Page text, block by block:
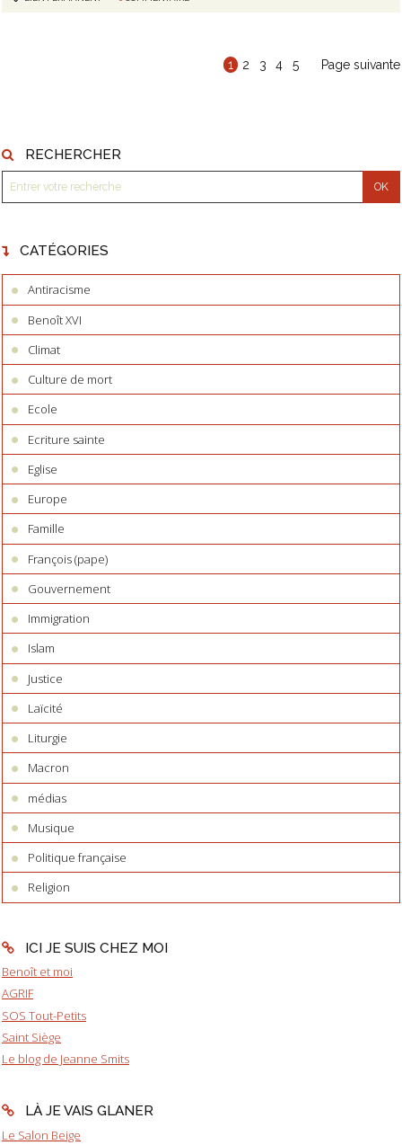
RECHERCHER
CATÉGORIES
Antiracisme
Benoît XVI
Climat
Culture de mort
Ecole
Ecriture sainte
Eglise
Europe
Famille
François (pape)
Gouvernement
Immigration
Islam
Justice
Laïcité
Liturgie
Macron
médias
Musique
Politique française
Religion
ICI JE SUIS CHEZ MOI
Benoît et moi
AGRIF
SOS Tout-Petits
Saint Siège
Le blog de Jeanne Smits
LÀ JE VAIS GLANER
Le Salon Beige
1 2 3 4 5 Page suivante